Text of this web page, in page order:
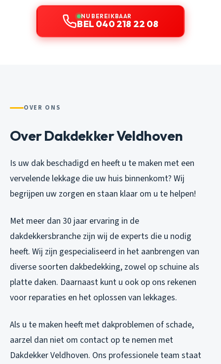
NU BEREIKBAAR
BEL 040 218 22 08
OVER ONS
Over Dakdekker Veldhoven
Is uw dak beschadigd en heeft u te maken met een
vervelende lekkage die uw huis binnenkomt? Wij
begrijpen uw zorgen en staan klaar om u te helpen!
Met meer dan 30 jaar ervaring in de
dakdekkersbranche zijn wij de experts die u nodig
heeft. Wij zijn gespecialiseerd in het aanbrengen van
diverse soorten dakbedekking, zowel op schuine als
platte daken. Daarnaast kunt u ook op ons rekenen
voor reparaties en het oplossen van lekkages.
Als u te maken heeft met dakproblemen of schade,
aarzel dan niet om contact op te nemen met
Dakdekker Veldhoven. Ons professionele team staat